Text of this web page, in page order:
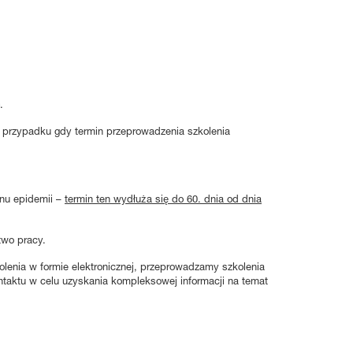
gdy termin przeprowadzenia szkolenia
epidemii – termin ten wydłuża się do 60. dnia od dnia
pracy.
w formie elektronicznej, przeprowadzamy szkolenia
w celu uzyskania kompleksowej informacji na temat
niepełnosprawnego pracownika o dodatkowy urlop wypoczynkowy.
dodatkowego urlopu wypoczynkowego, prawo do jego wykorzystania
przechodzi na rok kolejny. Urlop taki powinien zostać wykorzystany
najpóźniej do końca trzeciego kwartału roku kolejnego.